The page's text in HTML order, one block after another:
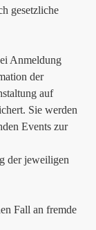
gesetzliche
Anmeldung
der
auf
Sie werden
Events zur
der jeweiligen
Fall an fremde